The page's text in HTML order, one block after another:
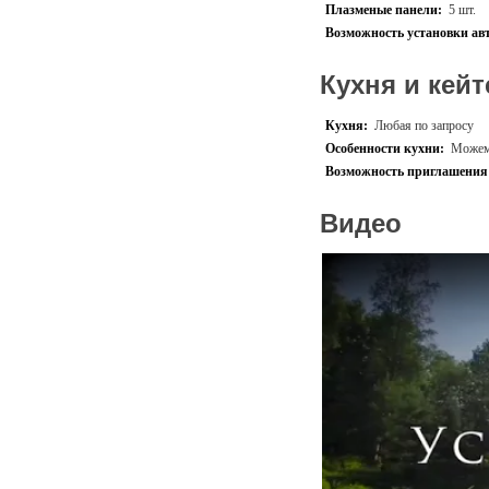
Предоставляем трансфер
Мы проводим все
все самостоятельно).
Плазменые панели: 5 шт.
Возможность установки
Кухня и
Кухня: Любая по запросу
Особенности кухни: Можем
Возможность приглашения
Видео